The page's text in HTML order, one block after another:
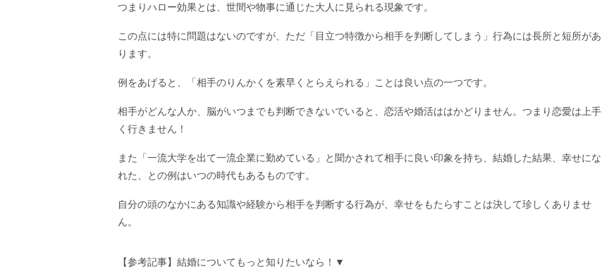
つまりハロー効果とは、世間や物事に通じた大人に見られる現象です。
この点には特に問題はないのですが、ただ「目立つ特徴から相手を判断してしまう」行為には長所と短所があ
ります。
例をあげると、「相手のりんかくを素早くとらえられる」ことは良い点の一つです。
相手がどんな人か、脳がいつまでも判断できないでいると、恋活や婚活ははかどりません。つまり恋愛は上手
く行きません！
また「一流大学を出て一流企業に勤めている」と聞かされて相手に良い印象を持ち、結婚した結果、幸せにな
れた、との例はいつの時代もあるものです。
自分の頭のなかにある知識や経験から相手を判断する行為が、幸せをもたらすことは決して珍しくありませ
ん。
【参考記事】結婚についてもっと知りたいなら！▼